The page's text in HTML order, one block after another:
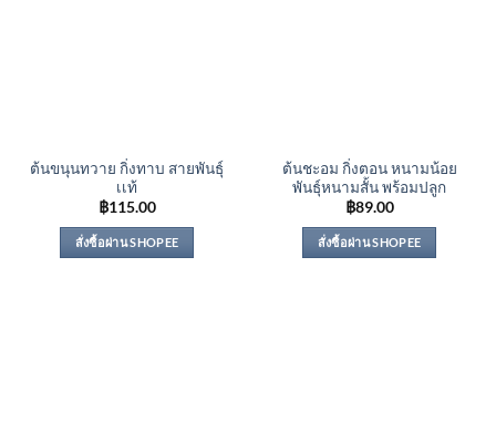
ต้นขนุนทวาย กิ่งทาบ สายพันธุ์
เเท้
฿115.00
สั่งซื้อผ่าน SHOPEE
ต้นชะอม กิ่งตอน หนามน้อย
พันธุ์หนามสั้น พร้อมปลูก
฿89.00
สั่งซื้อผ่าน SHOPEE